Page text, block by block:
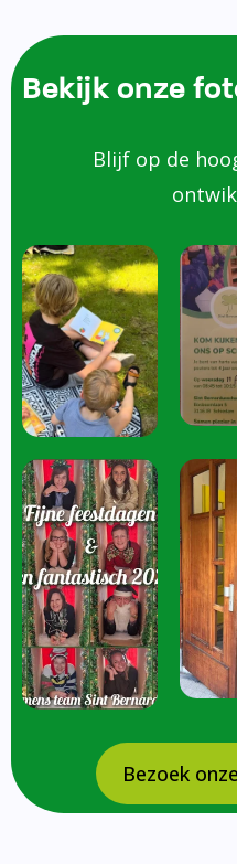
Bekijk onze
Blijf op de
Bezoek